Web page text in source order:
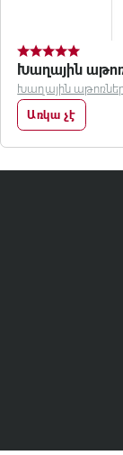
Խաղային աթոռ
Խաղային
Առկա չէ